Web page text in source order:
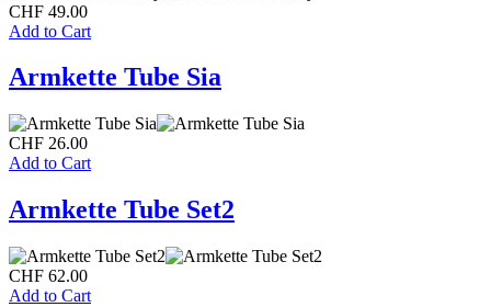
CHF 49.00
Add to Cart
Armkette Tube Sia
CHF 26.00
Add to Cart
Armkette Tube Set2
CHF 62.00
Add to Cart